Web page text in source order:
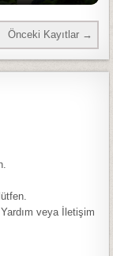
Önceki Kayıtlar →
veya İletişim